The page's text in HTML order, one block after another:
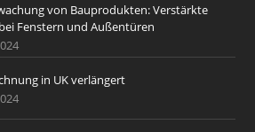
von Bauprodukten: Verstärkte
Fenstern und Außentüren
in UK verlängert